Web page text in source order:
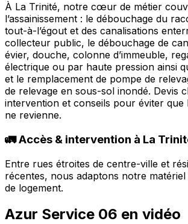
À La Trinité, notre cœur de métier
l’assainissement : le débouchage du
tout-à-l’égout et des canalisations
collecteur public, le débouchage de
évier, douche, colonne d’immeuble,
électrique ou par haute pression ainsi
et le remplacement de pompe de
de relevage en sous-sol inondé. Devis
intervention et conseils pour éviter que
ne revienne.
🚛 Accès & intervention à La
Entre rues étroites de centre-ville et
récentes, nous adaptons notre
de logement.
Azur Service 06 en vidéo